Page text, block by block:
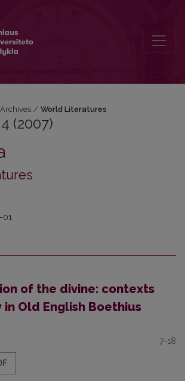
Archives / World Literatures
(2007)
of the divine: contexts
Old English Boethius
7-18